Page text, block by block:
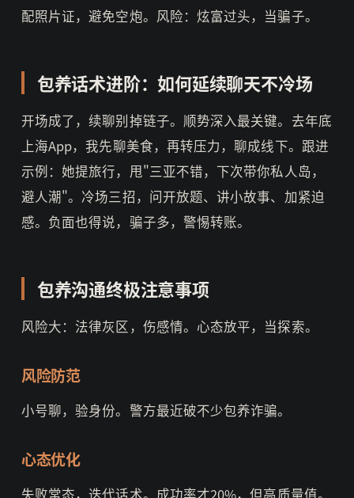
配照片证，避免空炮。风险：炫富过头，当骗子。
包养话术进阶：如何延续聊天不冷场
开场成了，续聊别掉链子。顺势深入最关键。去年底
上海App，我先聊美食，再转压力，聊成线下。跟进
示例：她提旅行，甩"三亚不错，下次带你私人岛，
避人潮"。冷场三招，问开放题、讲小故事、加紧迫
感。负面也得说，骗子多，警惕转账。
包养沟通终极注意事项
风险大：法律灰区，伤感情。心态放平，当探索。
风险防范
小号聊，验身份。警方最近破不少包养诈骗。
心态优化
失败常态，迭代话术。成功率才20%，但高质量值。